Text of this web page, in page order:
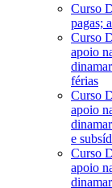
Curso
pagas;
Curso
apoio
férias
Curso
apoio
e
Curso
apoio